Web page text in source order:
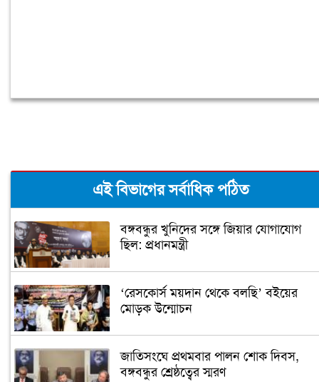
এই বিভাগের সর্বাধিক পঠিত
বঙ্গবন্ধুর খুনিদের সঙ্গে জিয়ার যোগাযোগ
ছিল: প্রধানমন্ত্রী
‘রেসকোর্স ময়দান থেকে বলছি’ বইয়ের
মোড়ক উন্মোচন
জাতিসংঘে প্রথমবার পালন শোক দিবস,
বঙ্গবন্ধুর শ্রেষ্ঠত্বের স্মরণ